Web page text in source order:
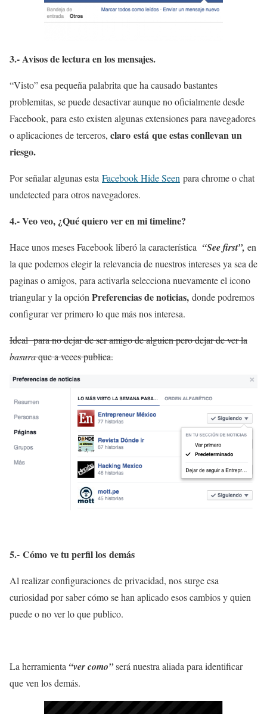
3.- Avisos de lectura en los mensajes.
“Visto” esa pequeña palabrita que ha causado bastantes
problemitas, se puede desactivar aunque no oficialmente desde
Facebook, para esto existen algunas extensiones para navegadores
o aplicaciones de terceros, claro está que estas conllevan un
riesgo.
Por señalar algunas esta Facebook Hide Seen para chrome o chat
undetected para otros navegadores.
4.- Veo veo, ¿Qué quiero ver en mi timeline?
Hace unos meses Facebook liberó la característica “See first”, en
la que podemos elegir la relevancia de nuestros intereses ya sea de
paginas o amigos, para activarla selecciona nuevamente el icono
triangular y la opción Preferencias de noticias, donde podremos
configurar ver primero lo que más nos interesa.
Ideal para no dejar de ser amigo de alguien pero dejar de ver la
basuraque a veces publica.
5.- Cómo ve tu perfil los demás
Al realizar configuraciones de privacidad, nos surge esa
curiosidad por saber cómo se han aplicado esos cambios y quien
puede o no ver lo que publico.
La herramienta “ver como”será nuestra aliada para identificar
que ven los demás.